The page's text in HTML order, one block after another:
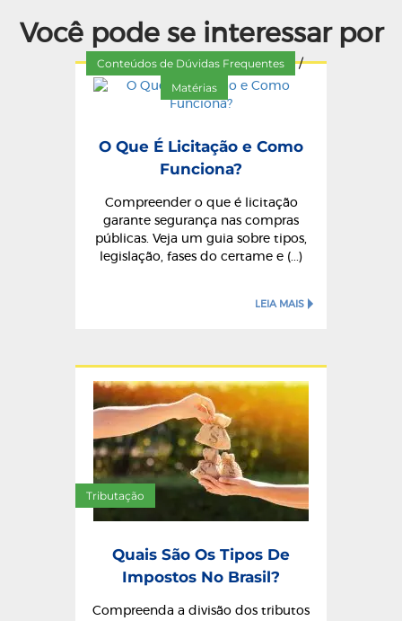
Você pode se interessar por
Conteúdos de Dúvidas Frequentes /
Matérias
O Que É Licitação e Como
Funciona?
Compreender o que é licitação
garante segurança nas compras
públicas. Veja um guia sobre tipos,
legislação, fases do certame e (...)
LEIA MAIS
Tributação
Quais São Os Tipos De
Impostos No Brasil?
Compreenda a divisão dos tributos